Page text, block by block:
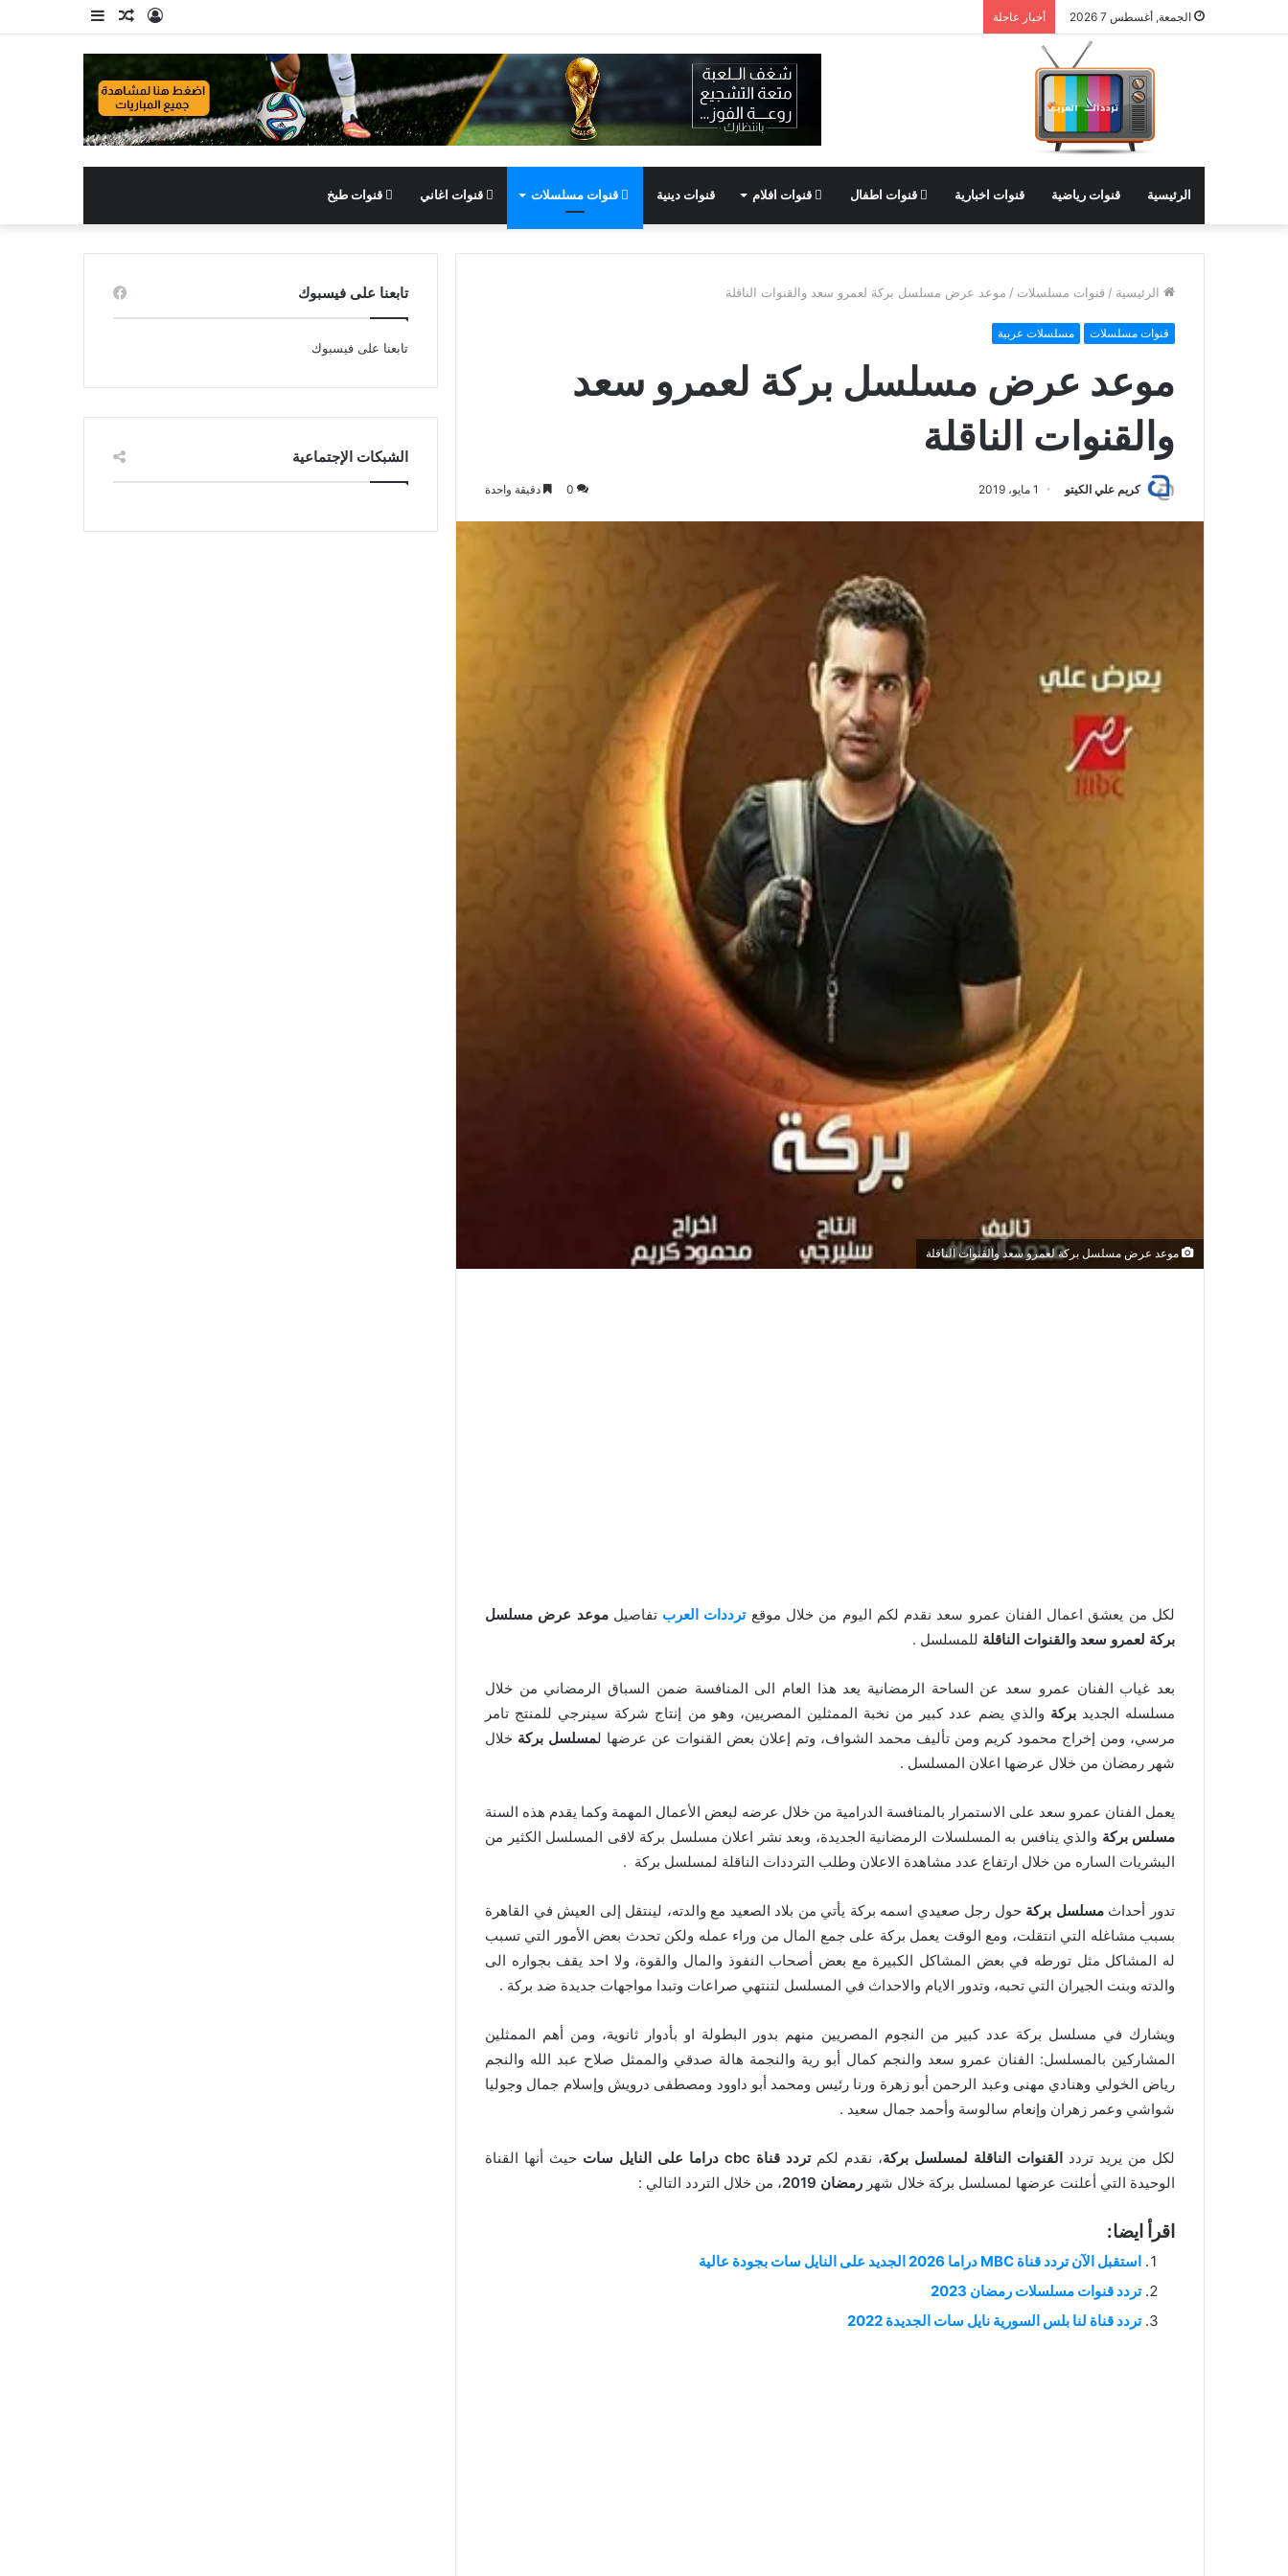
الجمعة, أغسطس 7 2026 أخبار عاجلة
إضافة
عمود
مقال
عشوائي
تسجيل
الدخول
الرئيسية قنوات رياضية قنوات اخبارية قنوات اطفال قنوات افلام قنوات دينية قنوات مسلسلات قنوات اغاني قنوات طبخ
الرئيسية / قنوات مسلسلات / موعد عرض مسلسل بركة لعمرو سعد والقنوات الناقلة
قنوات مسلسلات مسلسلات عربية
موعد عرض مسلسل بركة لعمرو سعد
والقنوات الناقلة
كريم علي الكيتو 1 مايو، 2019 0 دقيقة واحدة
موعد عرض مسلسل بركة لعمرو سعد والقنوات الناقلة
لكل من يعشق اعمال الفنان عمرو سعد نقدم لكم اليوم من خلال موقعترددات العرب تفاصيلموعد عرض مسلسل
بركة لعمرو سعد والقنوات الناقلة للمسلسل .
بعد غياب الفنان عمرو سعد عن الساحة الرمضانية يعد هذا العام الى المنافسة ضمن السباق الرمضاني من خلال
مسلسله الجديدبركة والذي يضم عدد كبير من نخبة الممثلين المصريين، وهو من إنتاج شركة سينرجي للمنتج تامر
مرسي، ومن إخراج محمود كريم ومن تأليف محمد الشواف، وتم إعلان بعض القنوات عن عرضها لمسلسل بركة خلال
شهر رمضان من خلال عرضها اعلان المسلسل .
يعمل الفنان عمرو سعد على الاستمرار بالمنافسة الدرامية من خلال عرضه لبعض الأعمال المهمة وكما يقدم هذه السنة
مسلس بركة والذي ينافس به المسلسلات الرمضانية الجديدة، وبعد نشر اعلان مسلسل بركة لاقى المسلسل الكثير من
البشريات الساره من خلال ارتفاع عدد مشاهدة الاعلان وطلب الترددات الناقلة لمسلسل بركة .
تدور أحداث مسلسل بركة حول رجل صعيدي اسمه بركة يأتي من بلاد الصعيد مع والدته، لينتقل إلى العيش في القاهرة
بسبب مشاغله التي انتقلت، ومع الوقت يعمل بركة على جمع المال من وراء عمله ولكن تحدث بعض الأمور التي تسبب
له المشاكل مثل تورطه في بعض المشاكل الكبيرة مع بعض أصحاب النفوذ والمال والقوة، ولا احد يقف بجواره الى
والدته وبنت الجيران التي تحبه، وتدور الايام والاحداث في المسلسل لتنتهي صراعات وتبدا مواجهات جديدة ضد بركة .
ويشارك في مسلسل بركة عدد كبير من النجوم المصريين منهم بدور البطولة او بأدوار ثانوية، ومن أهم الممثلين
المشاركين بالمسلسل: الفنان عمرو سعد والنجم كمال أبو رية والنجمة هالة صدقي والممثل صلاح عبد الله والنجم
رياض الخولي وهنادي مهنى وعبد الرحمن أبو زهرة ورنا رئيس ومحمد أبو داوود ومصطفى درويش وإسلام جمال وجوليا
شواشي وعمر زهران وإنعام سالوسة وأحمد جمال سعيد .
لكل من يريد تردد القنوات الناقلة لمسلسل بركة، نقدم لكمتردد قناة cbc دراما على النايل سات
حيث أنها القناة
الوحيدة التي أعلنت عرضها لمسلسل بركة خلال شهر رمضان 2019 ، من خلال التردد التالي :
اقرأ ايضا:
استقبل الآن تردد قناة MBC دراما 2026 الجديد على النايل سات بجودة عالية
تردد قنوات مسلسلات رمضان 2023
تردد قناة لنا بلس السورية نايل سات الجديدة 2022
تابعنا على فيسبوك
تابعنا على فيسبوك
الشبكات الإجتماعية